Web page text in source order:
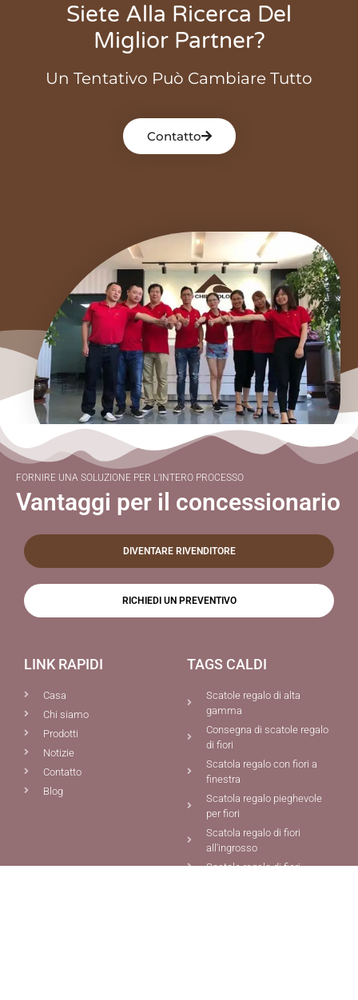
Siete Alla Ricerca Del
Miglior Partner?
Un Tentativo Può Cambiare Tutto
Contatto
FORNIRE UNA SOLUZIONE PER L'INTERO PROCESSO
Vantaggi per il concessionario
DIVENTARE RIVENDITORE
RICHIEDI UN PREVENTIVO
LINK RAPIDI
Casa
Chi siamo
Prodotti
Notizie
Contatto
Blog
TAGS CALDI
Scatole regalo di alta
gamma
Consegna di scatole regalo
di fiori
Scatola regalo con fiori a
finestra
Scatola regalo pieghevole
per fiori
Scatola regalo di fiori
all'ingrosso
Scatole regalo di fiori